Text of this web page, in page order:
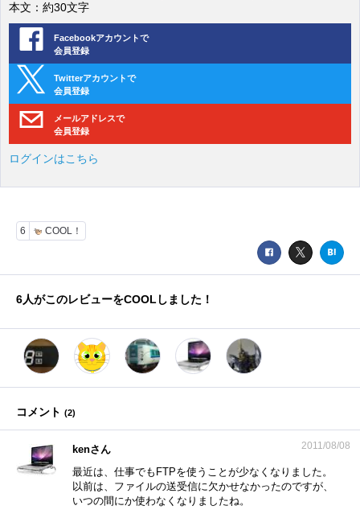
本文：約30文字
Facebookアカウントで
会員登録
Twitterアカウントで
会員登録
メールアドレスで
会員登録
ログインはこちら
6 COOL！
6人がこのレビューをCOOLしました！
コメント (2)
kenさん 2011/08/08
最近は、仕事でもFTPを使うことが少なくなりました。
以前は、ファイルの送受信に欠かせなかったのですが、
いつの間にか使わなくなりましたね。